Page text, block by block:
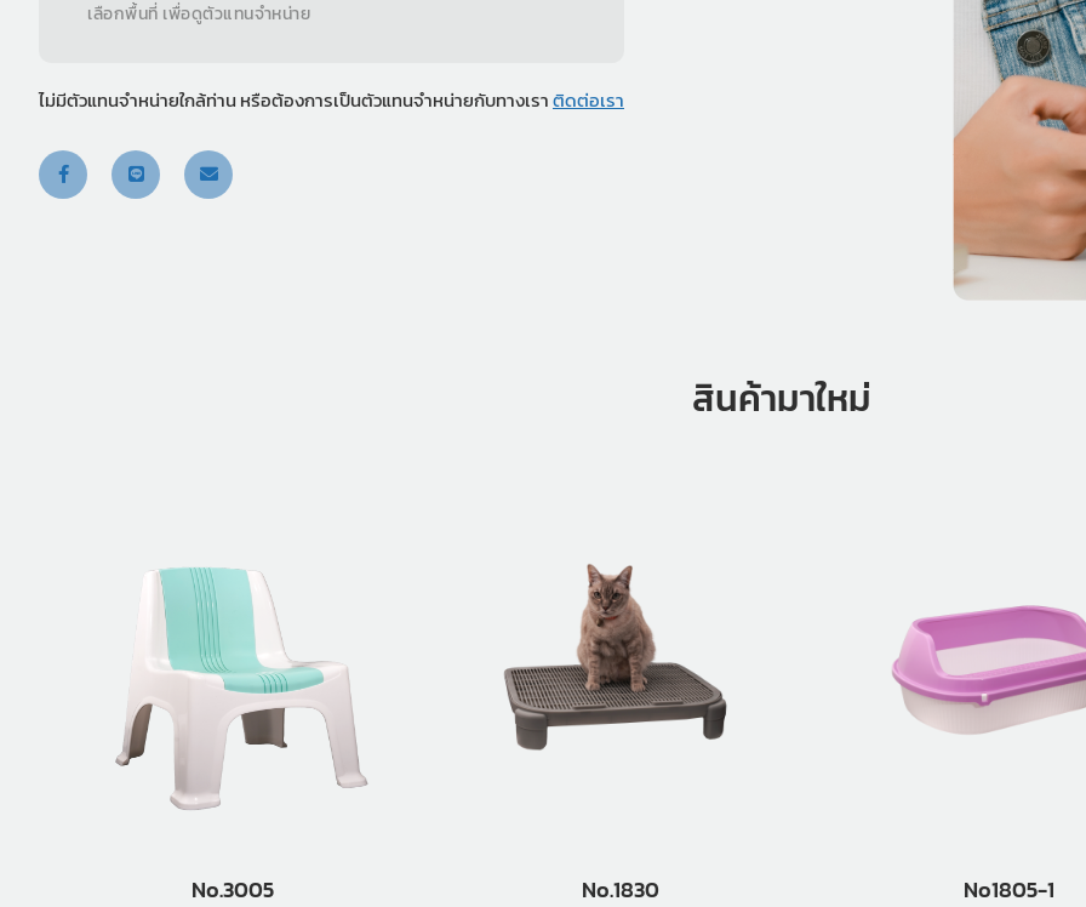
เลือกพื้นที่ เพื่อดูตัวแทนจำหน่าย
ไม่มีตัวแทนจำหน่ายใกล้ท่าน หรือต้องการเป็นตัวแทนจำหน่ายกับทางเราติดต่อเรา
สินค้ามาใหม่
No.3005 No.1830 No1805-1